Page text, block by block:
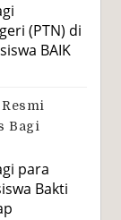
(PTN) di
BAIK
Bagi
para
Bakti